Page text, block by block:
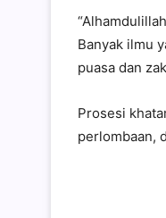
Banyak ilmu
puasa dan
Prosesi
perlombaan,